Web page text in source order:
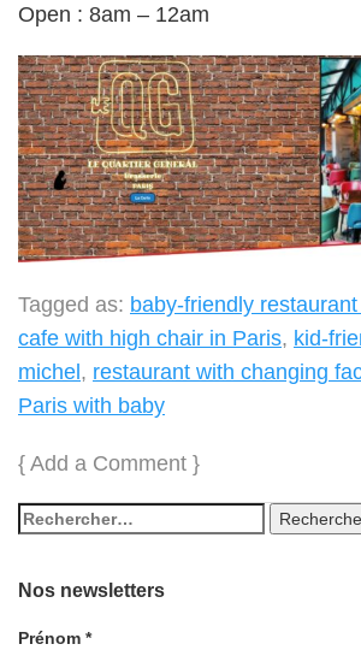
Open : 8am – 12am
Tagged as: baby-friendly
cafe with high chair in Paris, kid-
michel, restaurant with changing
Paris with baby
{ Add a Comment }
Nos newsletters
Prénom *